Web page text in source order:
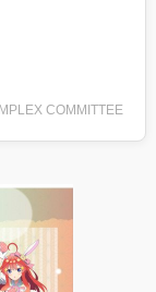
COMMITTEE